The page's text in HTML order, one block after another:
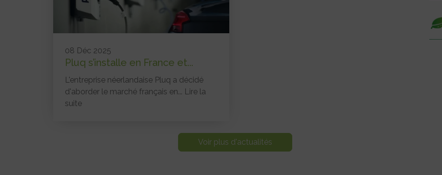
08 Déc 2025
Pluq s’installe en France et...
L'entreprise néerlandaise Pluq a décidé
d'aborder le marché français en... Lire la
suite
Voir plus d'actualités